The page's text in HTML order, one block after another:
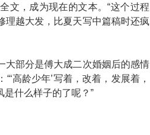
文，成为现在的文本。“这个过程
理越大发，比夏天写中篇稿时还疯
部分是傅大成二次婚姻后的感情
高龄少年’写着，改着，发展着，
什么样子的了呢？”